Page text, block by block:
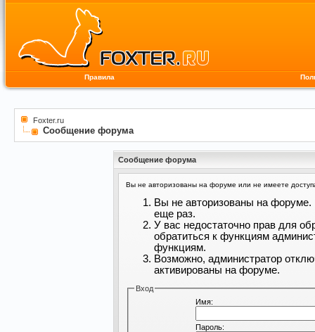
Правила
Foxter.ru
Сообщение форума
Сообщение форума
Вы не авторизованы на форуме или не имеете
Вы не авторизованы на форуме.
еще раз.
У вас недостаточно прав для
обратиться к функциям
функциям.
Возможно, администратор
активированы на форуме.
Вход
Имя:
Пароль: